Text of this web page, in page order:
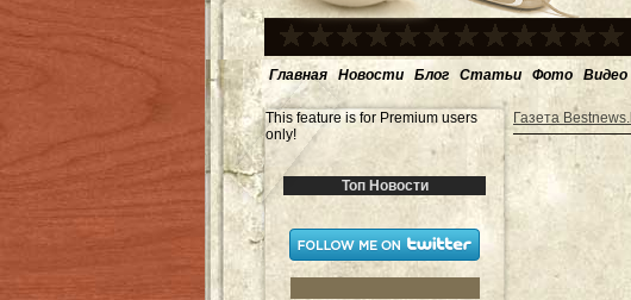
Главная Новости Блог Статьи Фото Видео
This feature is for Premium users
only!
Топ Новости
Газета